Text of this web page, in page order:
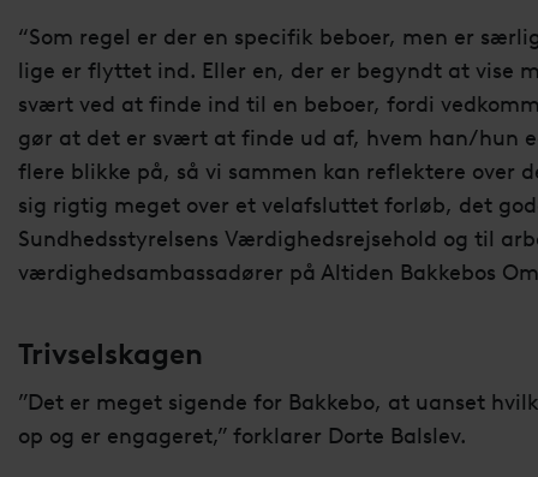
“Som regel er der en specifik beboer, men er
lige er flyttet ind. Eller en, der er begyndt at vise
svært ved at finde ind til en beboer, fordi
gør at det er svært at finde ud af, hvem han/hun
flere blikke på, så vi sammen kan reflektere over
sig rigtig meget over et velafsluttet forløb, det
Sundhedsstyrelsens Værdighedsrejsehold og til
værdighedsambassadører på Altiden Bakkebos
Trivselskagen
”Det er meget sigende for Bakkebo, at uanset
op og er engageret,” forklarer Dorte Balslev.